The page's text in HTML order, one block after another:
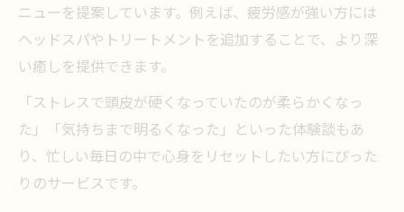
ニューを提案しています。例えば、疲労感が強い方には
ヘッドスパやトリートメントを追加することで、より深
い癒しを提供できます。
「ストレスで頭皮が硬くなっていたのが柔らかくなっ
た」「気持ちまで明るくなった」といった体験談もあ
り、忙しい毎日の中で心身をリセットしたい方にぴった
りのサービスです。